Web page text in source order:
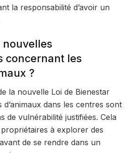
la responsabilité d’avoir un
nouvelles
concernant les
?
la nouvelle Loi de Bienestar
d’animaux dans les centres sont
de vulnérabilité justifiées. Cela
à explorer des
de se rendre dans un